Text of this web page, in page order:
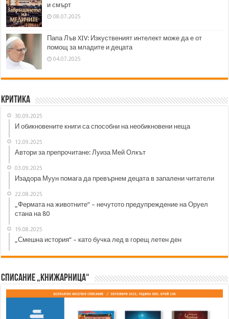
и смърт
08.07.2025
Папа Лъв XIV: Изкуственият интелект може да е от
помощ за младите и децата
04.07.2025
Критика
30.09.2025
И обикновените книги са способни на необикновени неща
12.09.2025
Автори за препрочитане: Луиза Мей Олкът
03.09.2025
Изадора Муун помага да превърнем децата в запалени читатели
22.08.2025
„Фермата на животните“ – нечутото предупреждение на Оруел
стана на 80
19.08.2025
„Смешна история“ – като бучка лед в горещ летен ден
Списание „Книжарница“